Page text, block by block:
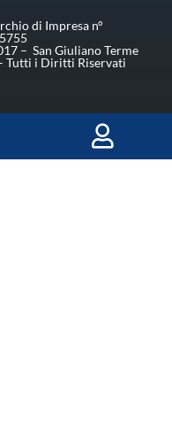
di Impresa n°
– San Giuliano Terme
Tutti i Diritti Riservati